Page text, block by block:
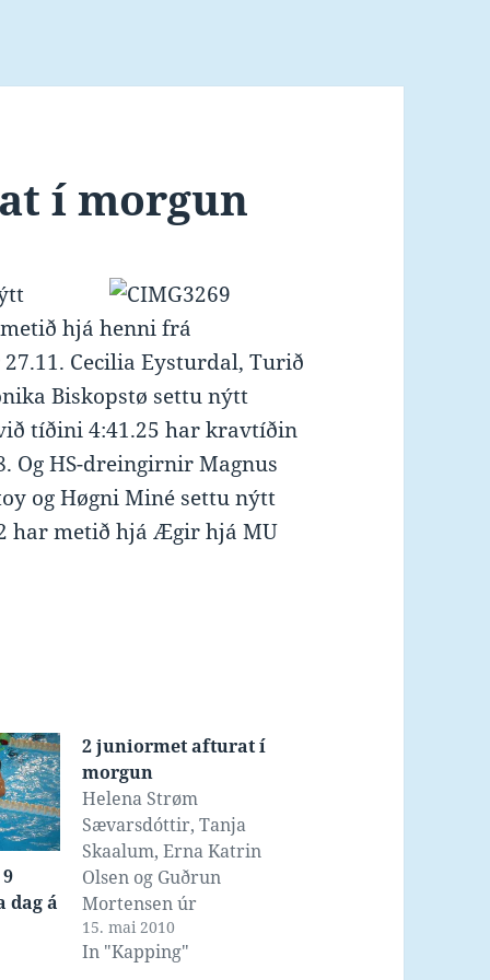
í morgun
hjá henni frá
Cecilia Eysturdal, Turið
Biskopstø settu nýtt
tíðini 4:41.25 har kravtíðin
Og HS-dreingirnir Magnus
og Høgni Miné settu nýtt
har metið hjá Ægir hjá MU
dag á
2 juniormet afturat í
morgun
Helena Strøm
Sævarsdóttir, Tanja
Skaalum, Erna Katrin
Olsen og Guðrun
Mortensen úr
Suðuroyar Svimjifelag
settu beint nú nýtt
15. mai 2010
In "Kapping"